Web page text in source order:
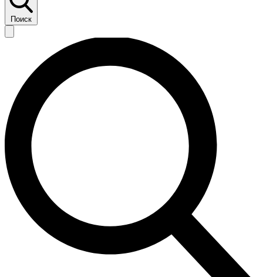
Поиск